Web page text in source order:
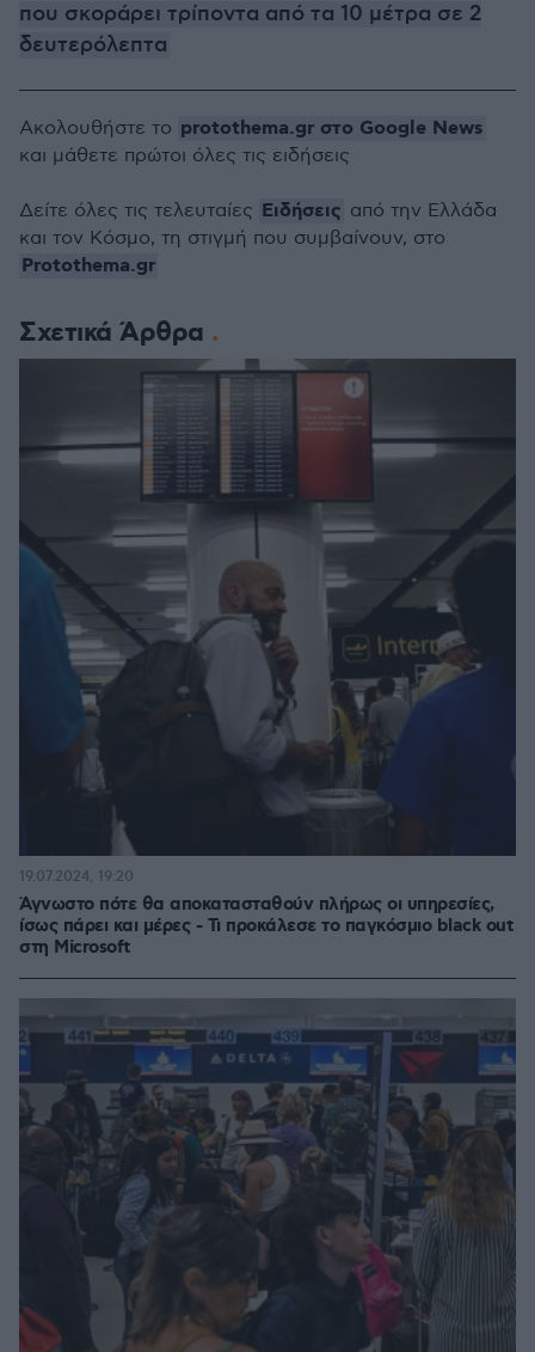
που σκοράρει τρίποντα από τα 10 μέτρα σε 2
δευτερόλεπτα
Σχετικά Άρθρα
Άγνωστο πότε θα αποκατασταθούν πλήρως οι υπηρεσίες,
ίσως πάρει και μέρες - Τι προκάλεσε το παγκόσμιο black out
στη Microsoft
19.07.2024, 19:20
Ακολουθήστε το protothema.gr στο Google News
και μάθετε πρώτοι όλες τις ειδήσεις
Δείτε όλες τις τελευταίες Ειδήσεις από την Ελλάδα
και τον Κόσμο, τη στιγμή που συμβαίνουν, στο
Protothema.gr